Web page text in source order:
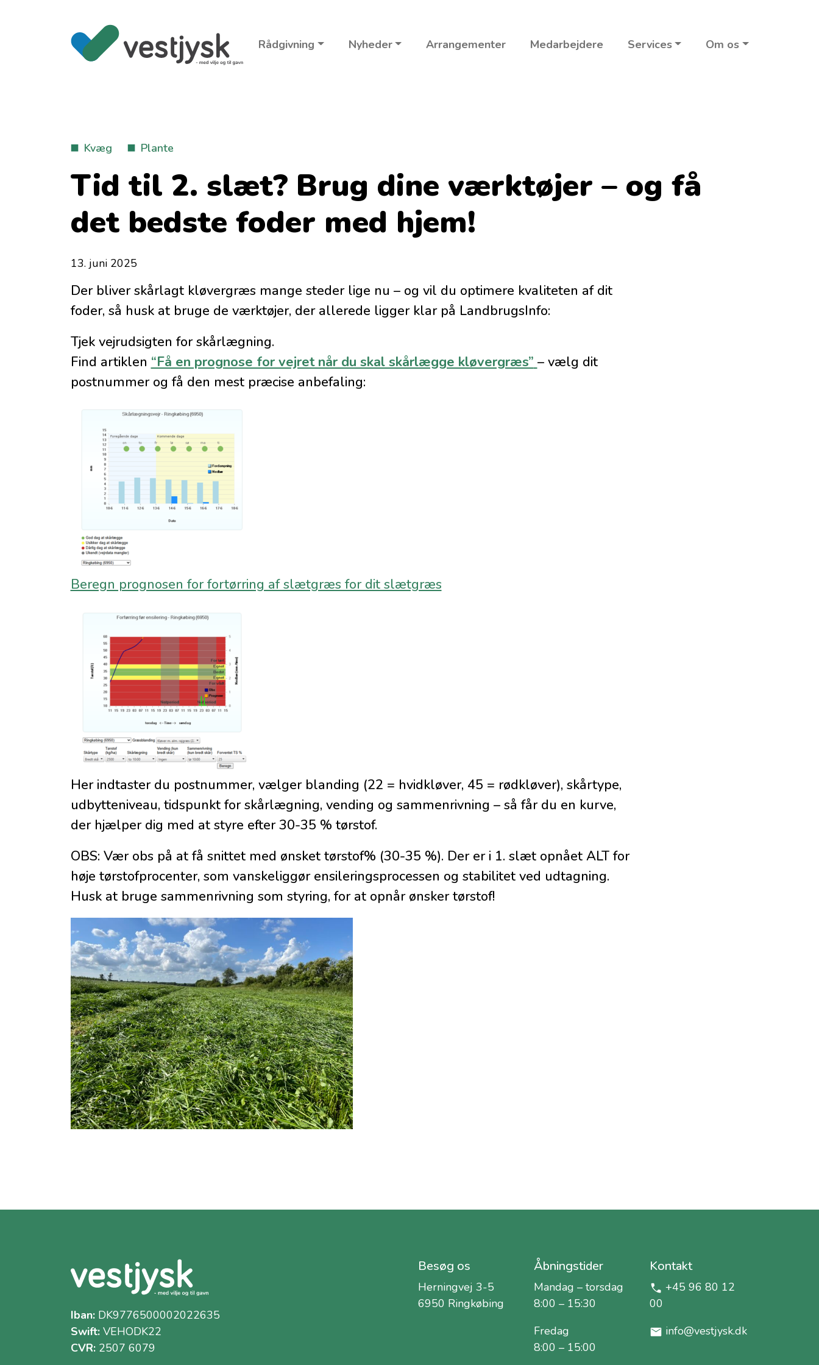
Rådgivning Nyheder Arrangementer Medarbejdere Services Om os
Kvæg Plante
Tid til 2. slæt? Brug dine værktøjer – og få
det bedste foder med hjem!
13. juni 2025
Der bliver skårlagt kløvergræs mange steder lige nu – og vil du optimere kvaliteten af dit
foder, så husk at bruge de værktøjer, der allerede ligger klar på LandbrugsInfo:
Tjek vejrudsigten for skårlægning.
Find artiklen “Få en prognose for vejret når du skal skårlægge kløvergræs” – vælg dit
postnummer og få den mest præcise anbefaling:
Beregn prognosen for fortørring af slætgræs for dit slætgræs
Her indtaster du postnummer, vælger blanding (22 = hvidkløver, 45 = rødkløver), skårtype,
udbytteniveau, tidspunkt for skårlægning, vending og sammenrivning – så får du en kurve,
der hjælper dig med at styre efter 30-35 % tørstof.
OBS: Vær obs på at få snittet med ønsket tørstof% (30-35 %). Der er i 1. slæt opnået ALT for
høje tørstofprocenter, som vanskeliggør ensileringsprocessen og stabilitet ved udtagning.
Husk at bruge sammenrivning som styring, for at opnår ønsker tørstof!
Iban:DK9776500002022635
Swift:VEHODK22
CVR:2507 6079
Besøg os
Herningvej 3-5
6950 Ringkøbing
Åbningstider
Mandag – torsdag
8:00 – 15:30
Fredag
8:00 – 15:00
Kontakt
+45 96 80 12
00
info@vestjysk.dk